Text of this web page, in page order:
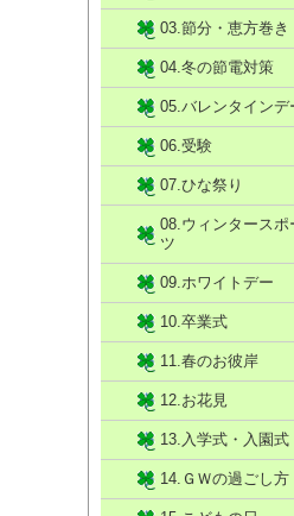
03.節分・恵方巻き
04.冬の節電対策
05.バレンタインデ
06.受験
07.ひな祭り
08.ウィンタースポ
ツ
09.ホワイトデー
10.卒業式
11.春のお彼岸
12.お花見
13.入学式・入園式
14.ＧＷの過ごし方